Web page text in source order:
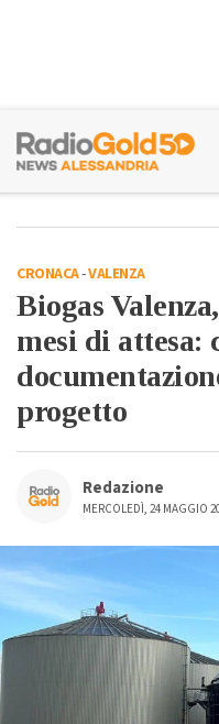
CRONACA-VALENZA
Biogas
mesi di attesa:
progetto
Redazione
MERCOLEDÌ, 24 MAGGIO